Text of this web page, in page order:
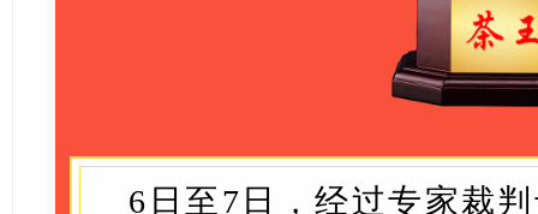
6日至7日，经过专家裁